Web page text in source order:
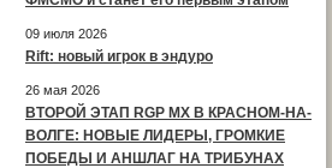
09 июля 2026
Rift: новый игрок в эндуро
26 мая 2026
ВТОРОЙ ЭТАП RGP MX В КРАСНОМ-НА-
ВОЛГЕ: НОВЫЕ ЛИДЕРЫ, ГРОМКИЕ
ПОБЕДЫ И АНШЛАГ НА ТРИБУНАХ